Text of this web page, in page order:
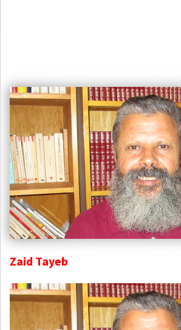
Zaid Tayeb